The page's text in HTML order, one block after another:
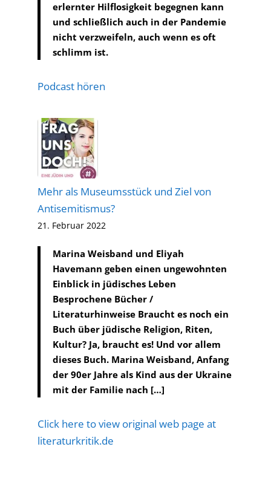
erlernter Hilflosigkeit begegnen kann
und schließlich auch in der Pandemie
nicht verzweifeln, auch wenn es oft
schlimm ist.
Podcast hören
Mehr als Museumsstück und Ziel von
Antisemitismus?
21. Februar 2022
Marina Weisband und Eliyah
Havemann geben einen ungewohnten
Einblick in jüdisches Leben
Besprochene Bücher /
Literaturhinweise Braucht es noch ein
Buch über jüdische Religion, Riten,
Kultur? Ja, braucht es! Und vor allem
dieses Buch. Marina Weisband, Anfang
der 90er Jahre als Kind aus der Ukraine
mit der Familie nach […]
Click here to view original web page at
literaturkritik.de